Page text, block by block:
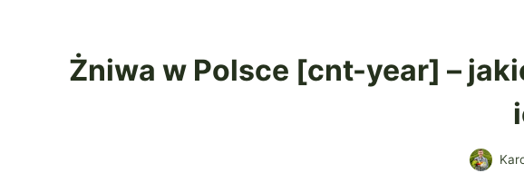
Żniwa w Polsce [cnt-year] –